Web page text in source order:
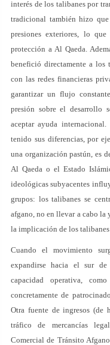
interés de los talibanes por
tradicional también hizo
presiones exteriores, lo
protección a Al Qaeda.
benefició directamente a
con las redes financieras
garantizar un flujo
presión sobre el desarrollo
aceptar ayuda internacional.
tenido sus diferencias, por
una organización pastún, es
Al Qaeda o el Estado
ideológicas subyacentes
grupos: los talibanes se
afgano, no en llevar a cabo la
la implicación de los
Cuando el movimiento
expandirse hacia el sur de
capacidad operativa,
concretamente de
Otra fuente de ingresos (de
tráfico de mercancías
Comercial de Tránsito